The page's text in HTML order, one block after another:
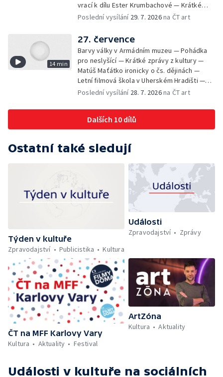
vrací k dílu Ester Krumbachové — Krátké
zprávy z kultury — Antonín Střížek namaloval
Poslední vysílání 29. 7. 2026na ČT art
14 min
27. července
Barvy války v Armádním muzeu — Pohádka
pro neslyšící — Krátké zprávy z kultury —
Matúš Maťátko ironicky o čs. dějinách —
Letní filmová škola v Uherském Hradišti —
Olomoucký U-klub znovu ožije
Poslední vysílání 28. 7. 2026na ČT art
Dalších 10 dílů
Ostatní také sledují
Týden v kultuře
Zpravodajství
Publicistika Kultura
Události
Zpravodajství
Zprávy
ČT na MFF Karlovy Vary
Kultura
Aktuality Festival
ArtZóna
Kultura
Aktuality
Události v kultuře na sociálních